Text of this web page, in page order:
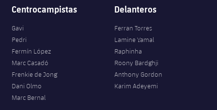
Centrocampistas
Gavi
Pedri
Fermín López
Marc Casadó
Frenkie de Jong
Dani Olmo
Marc Bernal
Delanteros
Ferran Torres
Lamine Yamal
Raphinha
Roony Bardghji
Anthony Gordon
Karim Adeyemi